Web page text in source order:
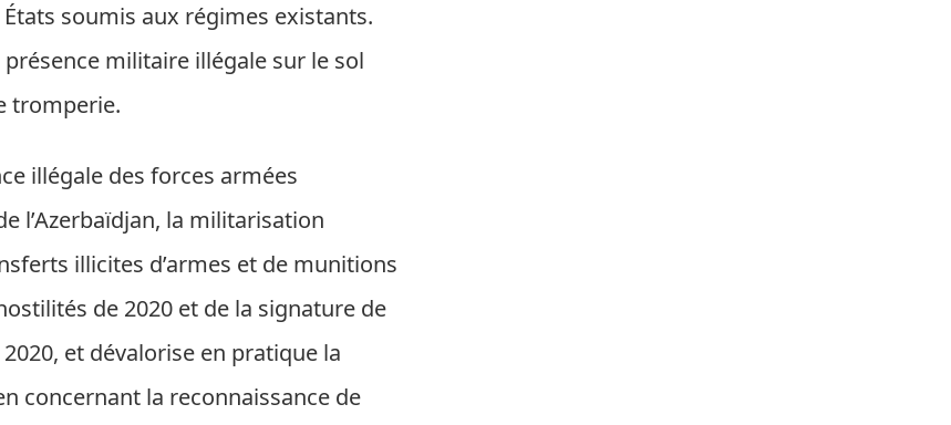
soumis aux régimes existants.
présence militaire illégale sur le sol
tromperie.
illégale des forces armées
l’Azerbaïdjan, la militarisation
illicites d’armes et de munitions
de 2020 et de la signature de
et dévalorise en pratique la
concernant la reconnaissance de